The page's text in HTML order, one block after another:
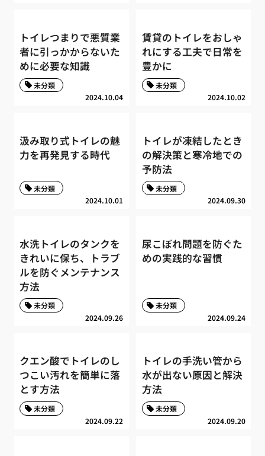
トイレつまりで悪質業
者に引っかからないた
めに必要な知識
2024.10.04
未分類
賃貸のトイレをおしゃ
れにする工夫で日常を
豊かに
2024.10.02
未分類
汲み取り式トイレの魅
力を再発見する時代
2024.10.01
未分類
トイレが凍結したとき
の解決策と寒冷地での
予防法
2024.09.30
未分類
水洗トイレのタンクを
きれいに保ち、トラブ
ルを防ぐメンテナンス
方法
2024.09.26
未分類
尿こぼれ問題を防ぐた
めの実践的な習慣
2024.09.24
未分類
クエン酸でトイレのし
つこい汚れを簡単に落
とす方法
2024.09.22
未分類
トイレの手洗い管から
水が出ない原因と解決
方法
2024.09.20
未分類